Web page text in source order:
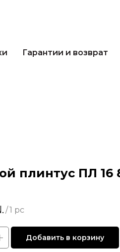
Гарантии и возврат
плинтус ПЛ 16
/1 pc
Добавить в корзину